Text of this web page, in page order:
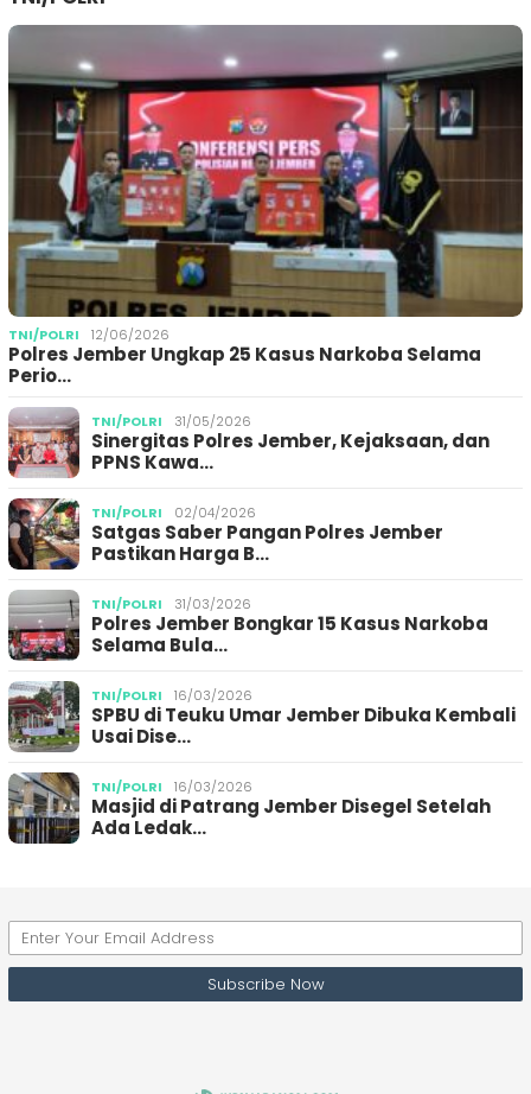
TNI/POLRI 12/06/2026
Polres Jember Ungkap 25 Kasus Narkoba Selama
Perio…
TNI/POLRI 31/05/2026
Sinergitas Polres Jember, Kejaksaan, dan
PPNS Kawa…
TNI/POLRI 02/04/2026
Satgas Saber Pangan Polres Jember
Pastikan Harga B…
TNI/POLRI 31/03/2026
Polres Jember Bongkar 15 Kasus Narkoba
Selama Bula…
TNI/POLRI 16/03/2026
SPBU di Teuku Umar Jember Dibuka Kembali
Usai Dise…
TNI/POLRI 16/03/2026
Masjid di Patrang Jember Disegel Setelah
Ada Ledak…